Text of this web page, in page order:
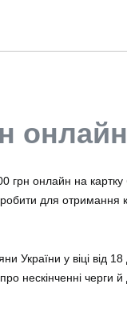
грн онлайн на
для отримання
України у віці від 18
нескінченні